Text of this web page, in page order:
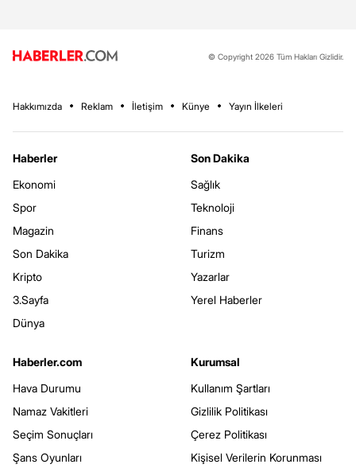
© Copyright 2026 Tüm Hakları Gizlidir.
Hakkımızda Reklam İletişim Künye Yayın İlkeleri
Haberler
Ekonomi
Spor
Magazin
Son Dakika
Kripto
3.Sayfa
Dünya
Son Dakika
Sağlık
Teknoloji
Finans
Turizm
Yazarlar
Yerel Haberler
Haberler.com
Hava Durumu
Namaz Vakitleri
Seçim Sonuçları
Şans Oyunları
Kurumsal
Kullanım Şartları
Gizlilik Politikası
Çerez Politikası
Kişisel Verilerin Korunması